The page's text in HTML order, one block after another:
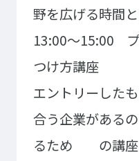
音響芸術科
映像メディア学科
ミュージック科
声優・演劇科
ゲームクリエーター科
アニメ・マンガ科
野を広げる時間と
13:00～15:00
つけ方講座
エントリーした
合う企業がある
るため の講座